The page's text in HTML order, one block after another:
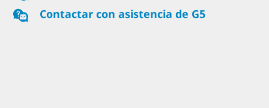
Contactar con asistencia de G5